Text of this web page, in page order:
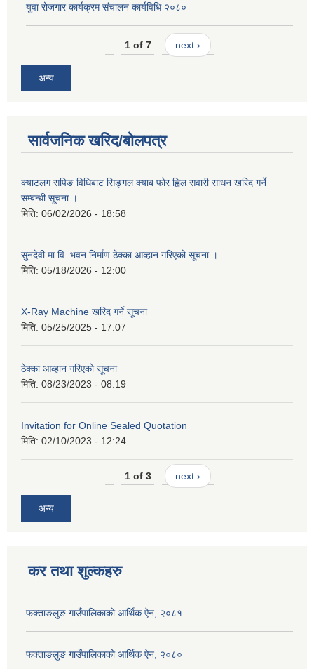
युवा रोजगार कार्यक्रम संचालन कार्यविधि २०८०
1 of 7 next ›
अन्य
सार्वजनिक खरिद/बोलपत्र
क्याटलग सपिङ विधिबाट सिङ्गल क्याब फोर ह्विल सवारी साधन खरिद गर्ने
सम्बन्धी सूचना ।
मिति: 06/02/2026 - 18:58
सुनदेवी मा.वि. भवन निर्माण ठेक्का आव्हान गरिएको सूचना ।
मिति: 05/18/2026 - 12:00
X-Ray Machine खरिद गर्ने सूचना
मिति: 05/25/2025 - 17:07
ठेक्का आव्हान गरिएको सूचना
मिति: 08/23/2023 - 08:19
Invitation for Online Sealed Quotation
मिति: 02/10/2023 - 12:24
1 of 3 next ›
अन्य
कर तथा शुल्कहरु
फक्ताङलुङ गाउँपालिकाको आर्थिक ऐन, २०८१
फक्ताङलुङ गाउँपालिकाको आर्थिक ऐन, २०८०